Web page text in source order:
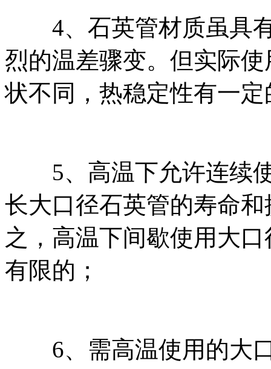
4、石英管材质虽具有
烈的温差骤变。但实际
状不同，热稳定性有一
5、高温下允许连续使
长大口径石英管的寿命
之，高温下间歇使用大
有限的；
6、需高温使用的大口